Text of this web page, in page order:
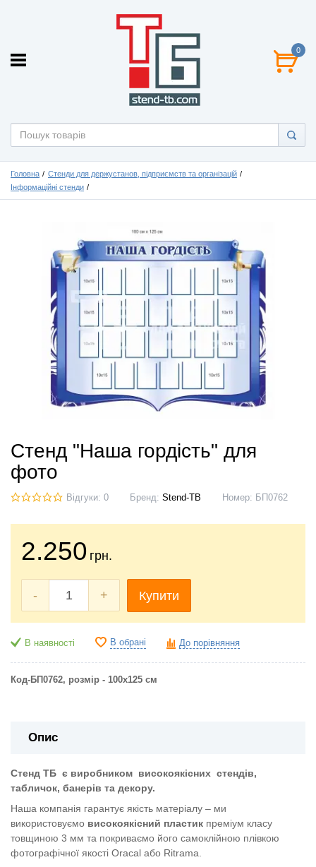
0
Головна
Стенди для держустанов, підприємств та організацій
Інформаційні стенди
Стенд "Наша гордість" для
фото
Відгуки: 0 Бренд: Stend-TB Номер: БП0762
2.250 грн.
- + Купити
В наявності В обрані До порівняння
Код-БП0762, розмір - 100х125 см
Опис
Стенд ТБ є виробником високоякісних стендів,
табличок, банерів та декору.
Наша компанія гарантує якість матеріалу – ми
використовуємо високоякісний пластик преміум класу
товщиною 3 мм та покриваємо його самоклійною плівкою
фотографічної якості Oracal або Ritrama.